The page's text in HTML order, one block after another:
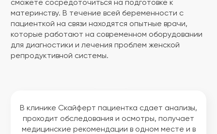
сможете сосредоточиться на подготовке к
материнству. В течение всей беременности с
пациенткой на связи находятся опытные врачи,
которые работают на современном оборудовании
для диагностики и лечения проблем женской
репродуктивной системы.
В клинике Скайферт пациентка сдает анализы,
проходит обследования и осмотры, получает
медицинские рекомендации в одном месте и в